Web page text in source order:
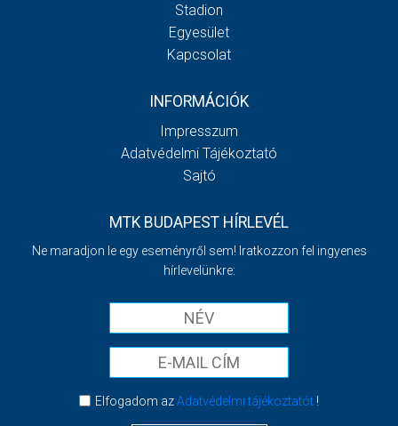
Stadion
Egyesület
Kapcsolat
INFORMÁCIÓK
Impresszum
Adatvédelmi Tájékoztató
Sajtó
MTK BUDAPEST HÍRLEVÉL
Ne maradjon le egy eseményről sem! Iratkozzon fel ingyenes
hírlevelünkre:
Elfogadom azAdatvédelmi tájékoztatót!